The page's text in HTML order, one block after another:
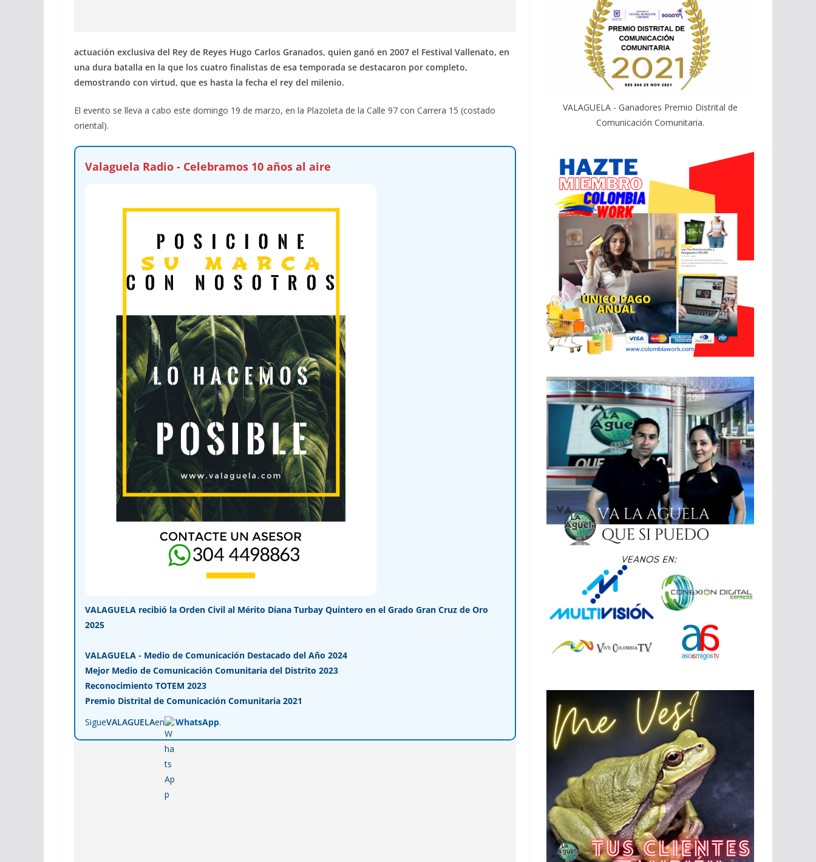
actuación exclusiva del Rey de Reyes Hugo Carlos Granados, quien ganó en 2007 el Festival Vallenato, en
una dura batalla en la que los cuatro finalistas de esa temporada se destacaron por completo,
demostrando con virtud, que es hasta la fecha el rey del milenio.
El evento se lleva a cabo este domingo 19 de marzo, en la Plazoleta de la Calle 97 con Carrera 15 (costado
oriental).
Valaguela Radio - Celebramos 10 años al aire
VALAGUELA recibió la Orden Civil al Mérito Diana Turbay Quintero en el Grado Gran Cruz de Oro
2025
VALAGUELA - Medio de Comunicación Destacado del Año 2024
Mejor Medio de Comunicación Comunitaria del Distrito 2023
Reconocimiento TOTEM 2023
Premio Distrital de Comunicación Comunitaria 2021
SigueVALAGUELAen WhatsApp.
VALAGUELA - Ganadores Premio Distrital de
Comunicación Comunitaria.